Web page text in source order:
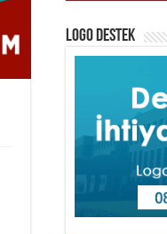
Logo Destek